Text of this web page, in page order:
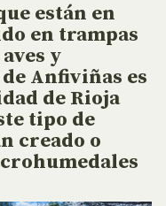
están en
en trampas
y
Anfiviñas es
de Rioja
tipo de
creado o